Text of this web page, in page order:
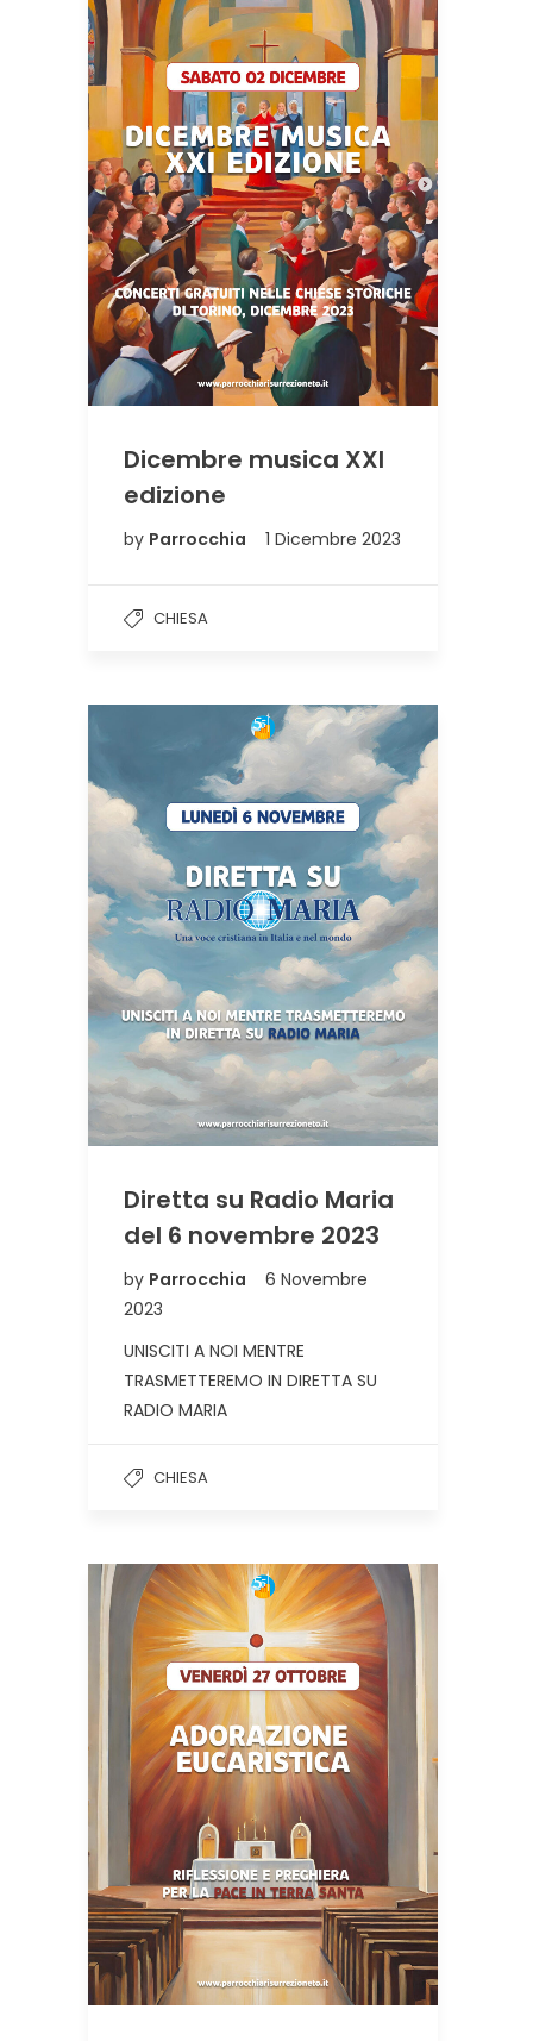
Dicembre musica XXI
edizione
by Parrocchia 1 Dicembre 2023
CHIESA
Diretta su Radio Maria
del 6 novembre 2023
by Parrocchia
6 Novembre
2023
UNISCITI A NOI MENTRE
TRASMETTEREMO IN DIRETTA SU
RADIO MARIA
CHIESA